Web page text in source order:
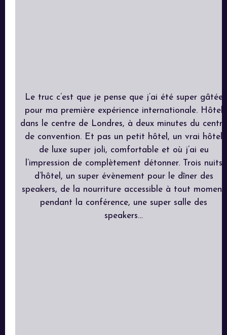
Le truc c’est que je pense que j’ai été super gâtée
pour ma première expérience internationale. Hôtel
dans le centre de Londres, à deux minutes du centre
de convention. Et pas un petit hôtel, un vrai hôtel
de luxe super joli, comfortable et où j’ai eu
l’impression de complètement détonner. Trois nuits
d’hôtel, un super évènement pour le dîner des
speakers, de la nourriture accessible à tout moment
pendant la conférence, une super salle des
speakers…